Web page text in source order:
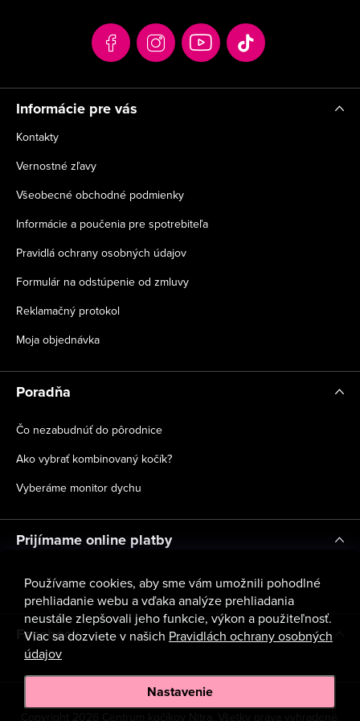
Používame cookies, aby sme vám umožnili pohodlné
prehliadanie webu a vďaka analýze prehliadania
neustále zlepšovali jeho funkcie, výkon a použiteľnosť.
Viac sa dozviete v našich Pravidlách ochrany osobných
údajov
Nastavenie
e
Informácie pre vás
Kontakty
Vernostné zľavy
Všeobecné obchodné podmienky
Informácie a poučenia pre spotrebiteľa
Pravidlá ochrany osobných údajov
Formulár na odstúpenie od zmluvy
Reklamačný protokol
Moja objednávka
Poradňa
Čo nezabudnúť do pôrodnice
Ako vybrať kombinovaný kočík?
Vyberáme monitor dychu
Prijímame online platby
Facebook